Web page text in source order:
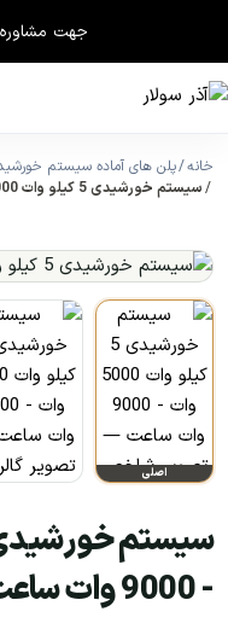
جهت مشاوره
خانه پلن های آماده سیستم
سیستم خورشیدی 5 کیلو وات 5000 وات - 9000 وات ساعت
اصلی
- 9000 وات ساعت